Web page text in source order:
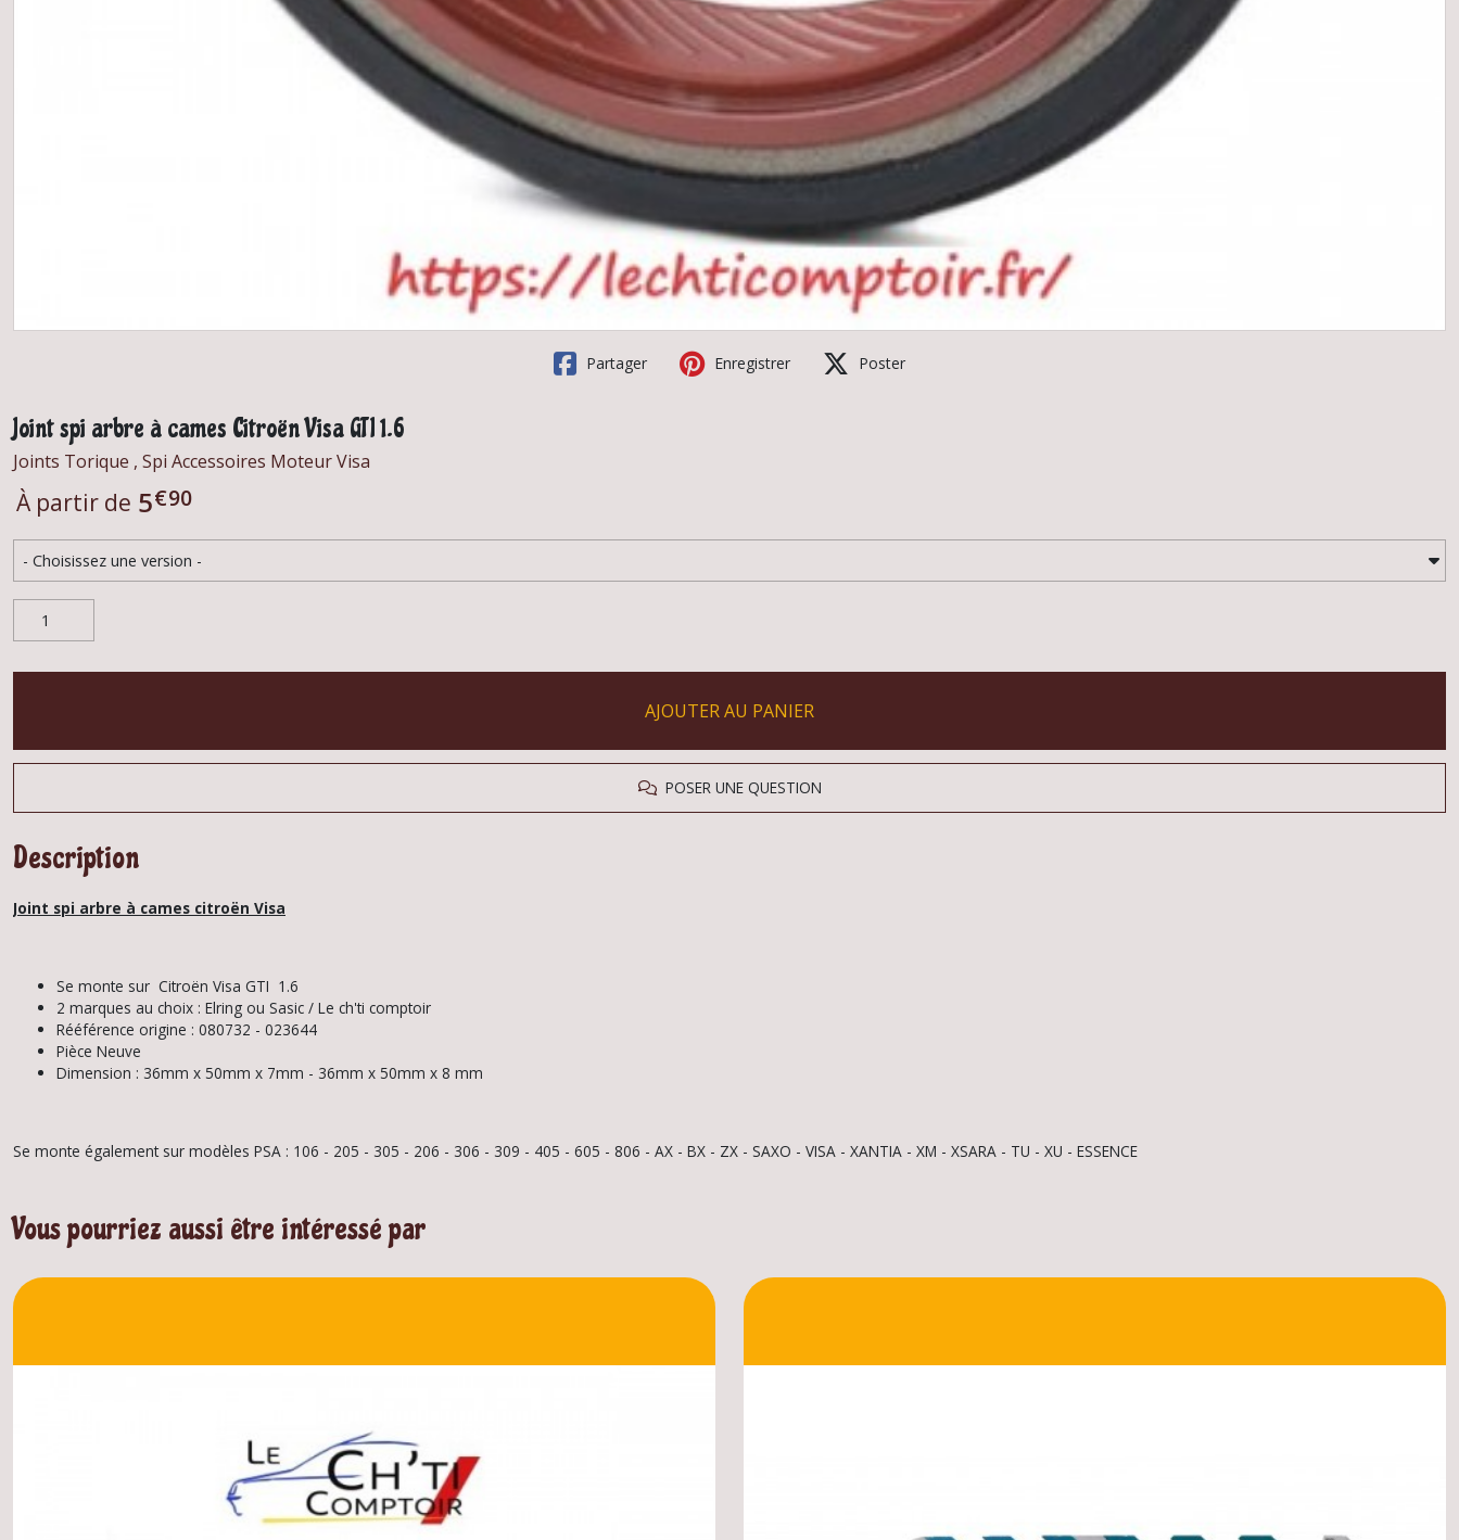
Partager Enregistrer Poster
Joint spi arbre à cames Citroën Visa GTI 1.6
Joints Torique , Spi Accessoires Moteur Visa
À partir de 5€90
AJOUTER AU PANIER
POSER UNE QUESTION
Description
Joint spi arbre à cames citroën Visa
Se monte sur Citroën Visa GTI 1.6
2 marques au choix : Elring ou Sasic / Le ch'ti comptoir
Rééférence origine : 080732 - 023644
Pièce Neuve
Dimension : 36mm x 50mm x 7mm - 36mm x 50mm x 8 mm
Se monte également sur modèles PSA : 106 - 205 - 305 - 206 - 306 - 309 - 405 - 605 - 806 - AX - BX - ZX - SAXO - VISA - XANTIA - XM - XSARA - TU - XU - ESSENCE
Vous pourriez aussi être intéressé par